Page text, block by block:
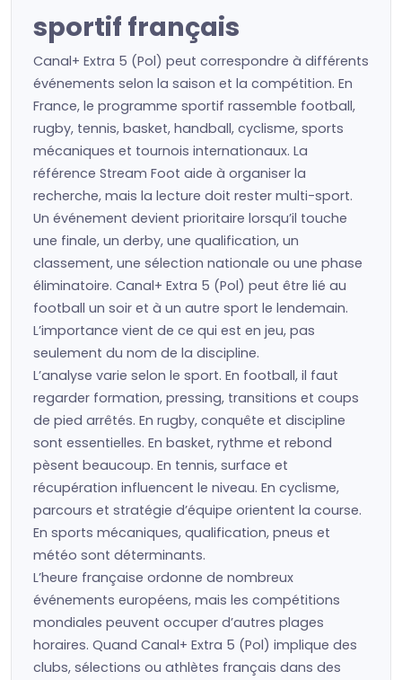
sportif français
Canal+ Extra 5 (Pol) peut correspondre à différents
événements selon la saison et la compétition. En
France, le programme sportif rassemble football,
rugby, tennis, basket, handball, cyclisme, sports
mécaniques et tournois internationaux. La
référence Stream Foot aide à organiser la
recherche, mais la lecture doit rester multi-sport.
Un événement devient prioritaire lorsqu’il touche
une finale, un derby, une qualification, un
classement, une sélection nationale ou une phase
éliminatoire. Canal+ Extra 5 (Pol) peut être lié au
football un soir et à un autre sport le lendemain.
L’importance vient de ce qui est en jeu, pas
seulement du nom de la discipline.
L’analyse varie selon le sport. En football, il faut
regarder formation, pressing, transitions et coups
de pied arrêtés. En rugby, conquête et discipline
sont essentielles. En basket, rythme et rebond
pèsent beaucoup. En tennis, surface et
récupération influencent le niveau. En cyclisme,
parcours et stratégie d’équipe orientent la course.
En sports mécaniques, qualification, pneus et
météo sont déterminants.
L’heure française ordonne de nombreux
événements européens, mais les compétitions
mondiales peuvent occuper d’autres plages
horaires. Quand Canal+ Extra 5 (Pol) implique des
clubs, sélections ou athlètes français dans des